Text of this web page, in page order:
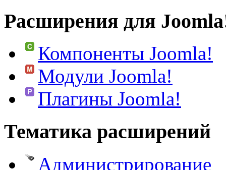
Расширения для
Компоненты Joomla!
Модули Joomla!
Плагины Joomla!
Тематика расширений
Администрирование